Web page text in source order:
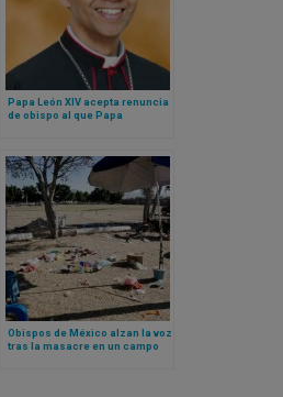
Papa León XIV acepta renuncia
de obispo al que Papa
nombramiento
Obispos de México alzan la voz
tras la masacre en un campo